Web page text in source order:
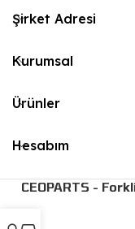
Şirket Adresi
Kurumsal
Ürünler
Hesabım
CEOPARTS -